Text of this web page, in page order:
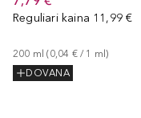
Reguliari kaina 11,99 €
200 ml (0,04 € / 1 ml)
DOVANA